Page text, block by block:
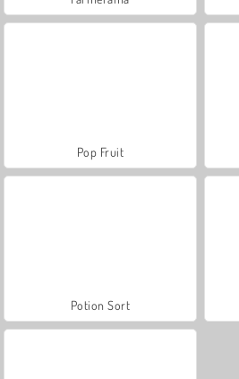
Pop Fruit
Potion Sort